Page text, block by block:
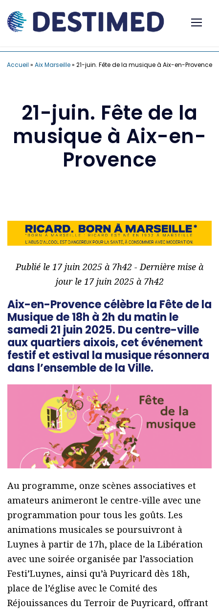
Accueil » Aix Marseille» 21-juin. Fête de la musique à Aix-en-Provence
21-juin. Fête de la
musique à Aix-en-
Provence
Publié le 17 juin 2025 à 7h42 - Dernière mise à
jour le 17 juin 2025 à 7h42
Aix-en-Provence célèbre la Fête de la
Musique de 18h à 2h du matin le
samedi 21 juin 2025. Du centre-ville
aux quartiers aixois, cet événement
festif et estival la musique résonnera
dans l’ensemble de la Ville.
Au programme, onze scènes associatives et
amateurs animeront le centre-ville avec une
programmation pour tous les goûts. Les
animations musicales se poursuivront à
Luynes à partir de 17h, place de la Libération
avec une soirée organisée par l’association
Festi’Luynes, ainsi qu’à Puyricard dès 18h,
place de l’église avec le Comité des
Réjouissances du Terroir de Puyricard, offrant